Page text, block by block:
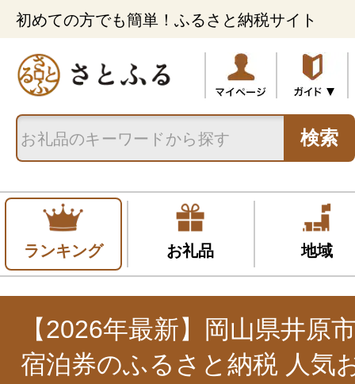
初めての方でも簡単！ふるさと納税サイト
検索
ランキング お礼品 地域
【2026年最新】岡山県井原
宿泊券のふるさと納税 人気